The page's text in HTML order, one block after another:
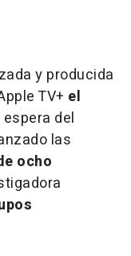
y producida
TV+ el
espera del
las
ocho